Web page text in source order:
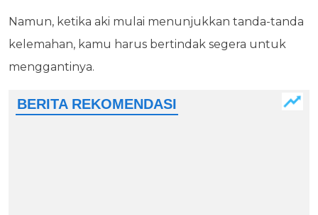
Namun, ketika aki mulai menunjukkan tanda-tanda
kelemahan, kamu harus bertindak segera untuk
menggantinya.